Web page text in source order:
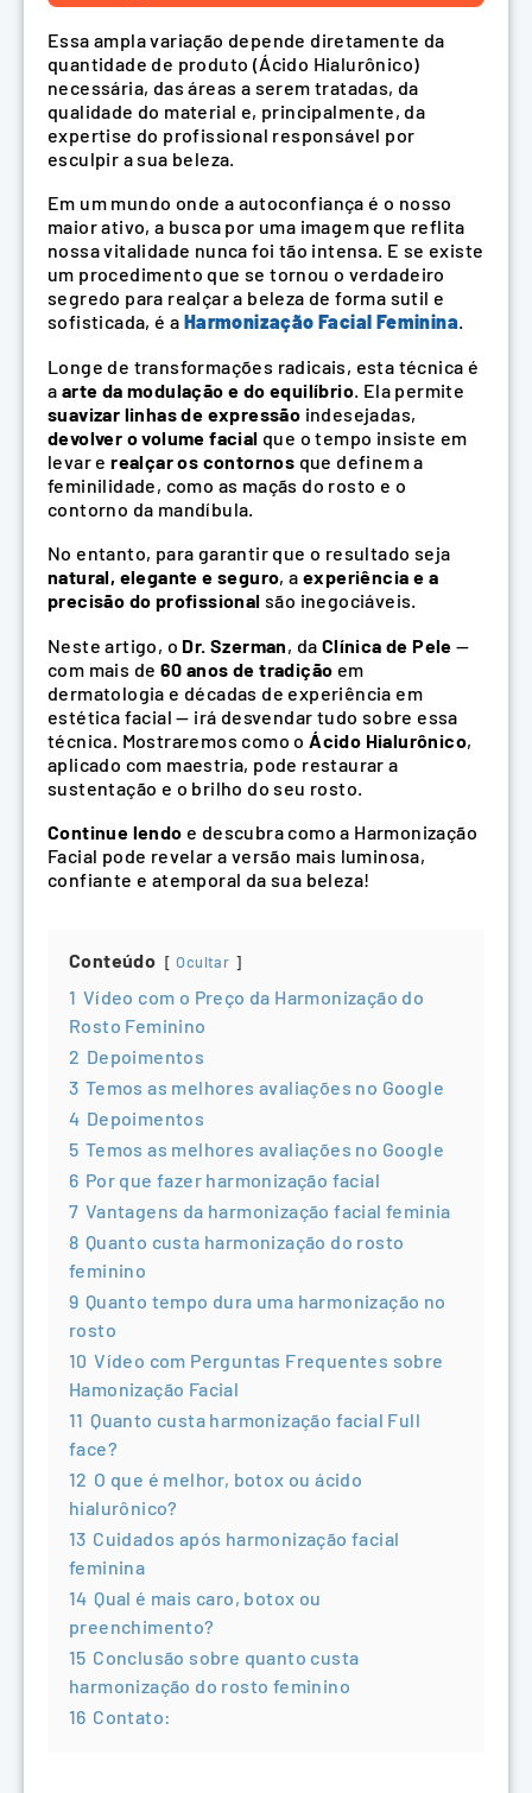
Essa ampla variação depende diretamente da
quantidade de produto (Ácido Hialurônico)
necessária, das áreas a serem tratadas, da
qualidade do material e, principalmente, da
expertise do profissional responsável por
esculpir a sua beleza.
Em um mundo onde a autoconfiança é o nosso
maior ativo, a busca por uma imagem que reflita
nossa vitalidade nunca foi tão intensa. E se existe
um procedimento que se tornou o verdadeiro
segredo para realçar a beleza de forma sutil e
sofisticada, é a Harmonização Facial Feminina.
Longe de transformações radicais, esta técnica é
a arte da modulação e do equilíbrio . Ela permite
suavizar linhas de expressão indesejadas,
devolver o volume facial que o tempo insiste em
levar erealçar os contornos que definem a
feminilidade, como as maçãs do rosto e o
contorno da mandíbula.
No entanto, para garantir que o resultado seja
natural, elegante e seguro, aexperiência e a
precisão do profissional são inegociáveis.
Neste artigo, o Dr. Szerman, da Clínica de Pele —
com mais de 60 anos de tradição em
dermatologia e décadas de experiência em
estética facial — irá desvendar tudo sobre essa
técnica. Mostraremos como oÁcido Hialurônico,
aplicado com maestria, pode restaurar a
sustentação e o brilho do seu rosto.
Continue lendo e descubra como a Harmonização
Facial pode revelar a versão mais luminosa,
confiante e atemporal da sua beleza!
Conteúdo Ocultar
1 Vídeo com o Preço da Harmonização do
Rosto Feminino
2 Depoimentos
3 Temos as melhores avaliações no Google
4 Depoimentos
5 Temos as melhores avaliações no Google
6 Por que fazer harmonização facial
7 Vantagens da harmonização facial feminia
8 Quanto custa harmonização do rosto
feminino
9 Quanto tempo dura uma harmonização no
rosto
10 Vídeo com Perguntas Frequentes sobre
Hamonização Facial
11 Quanto custa harmonização facial Full
face?
12 O que é melhor, botox ou ácido
hialurônico?
13 Cuidados após harmonização facial
feminina
14 Qual é mais caro, botox ou
preenchimento?
15 Conclusão sobre quanto custa
harmonização do rosto feminino
16 Contato: